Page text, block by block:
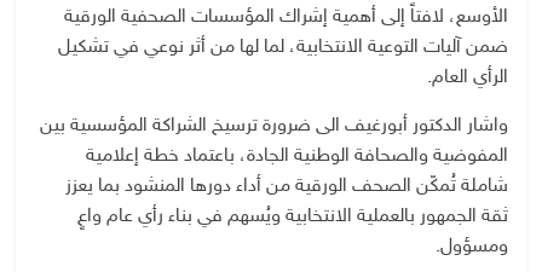
الأوسع، لافتاً إلى أهمية إشراك المؤسسات الصحفية الورقية
ضمن آليات التوعية الانتخابية، لما لها من أثر نوعي في تشكيل
الرأي العام.
واشار الدكتور أبورغيف الى ضرورة ترسيخ الشراكة المؤسسية بين
المفوضية والصحافة الوطنية الجادة، باعتماد خطة إعلامية
شاملة تُمكّن الصحف الورقية من أداء دورها المنشود بما يعزز
ثقة الجمهور بالعملية الانتخابية ويُسهم في بناء رأي عام واعٍ
ومسؤول.